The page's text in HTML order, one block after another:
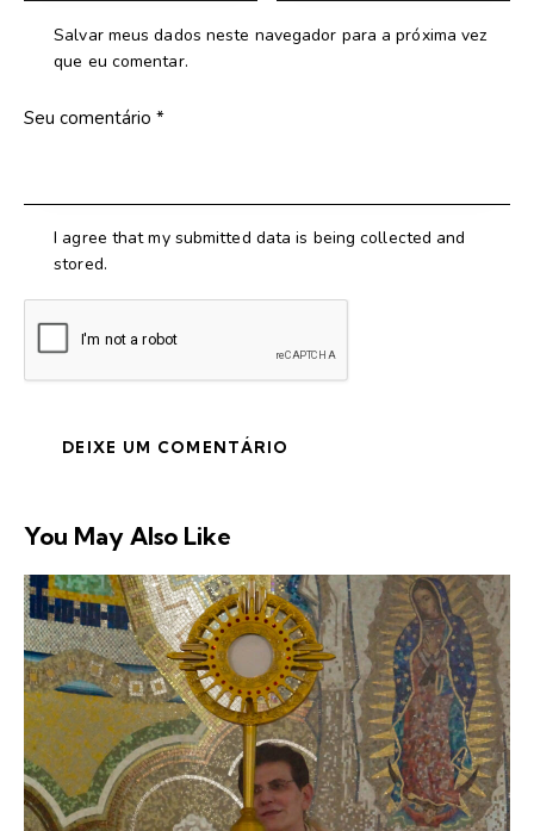
Salvar meus dados neste navegador para a próxima vez
que eu comentar.
I agree that my submitted data is being collected and
stored.
You May Also Like